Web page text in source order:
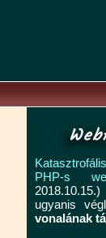
PHP-s
ugyanis
vonalának